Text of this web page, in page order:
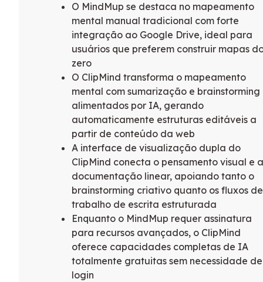
O MindMup se destaca no mapeamento
mental manual tradicional com forte
integração ao Google Drive, ideal para
usuários que preferem construir mapas
zero
O ClipMind transforma o mapeamento
mental com sumarização e brainstorming
alimentados por IA, gerando
automaticamente estruturas editáveis a
partir de conteúdo da web
A interface de visualização dupla do
ClipMind conecta o pensamento visual e a
documentação linear, apoiando tanto o
brainstorming criativo quanto os fluxos de
trabalho de escrita estruturada
Enquanto o MindMup requer assinatura
para recursos avançados, o ClipMind
oferece capacidades completas de IA
totalmente gratuitas sem necessidade de
login